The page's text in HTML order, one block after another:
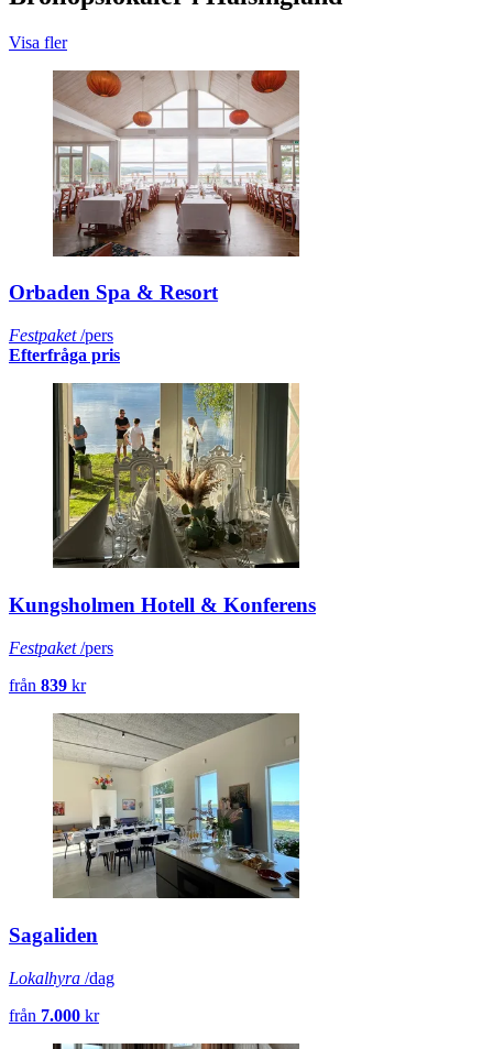
Visa fler
Orbaden Spa & Resort
Festpaket/pers
Efterfråga pris
Kungsholmen Hotell & Konferens
Festpaket/pers
från 839 kr
Sagaliden
Lokalhyra /dag
från 7.000 kr